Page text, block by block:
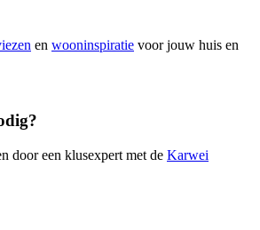
en wooninspiratie voor jouw huis en
door een klusexpert met de Karwei